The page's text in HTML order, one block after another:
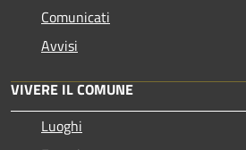
Comunicati
Avvisi
VIVERE IL COMUNE
Luoghi